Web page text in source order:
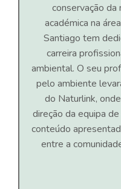
conservação da
académica na
Santiago tem
carreira
ambiental. O seu
pelo ambiente
do Naturlink,
direção da equipa
conteúdo
entre a